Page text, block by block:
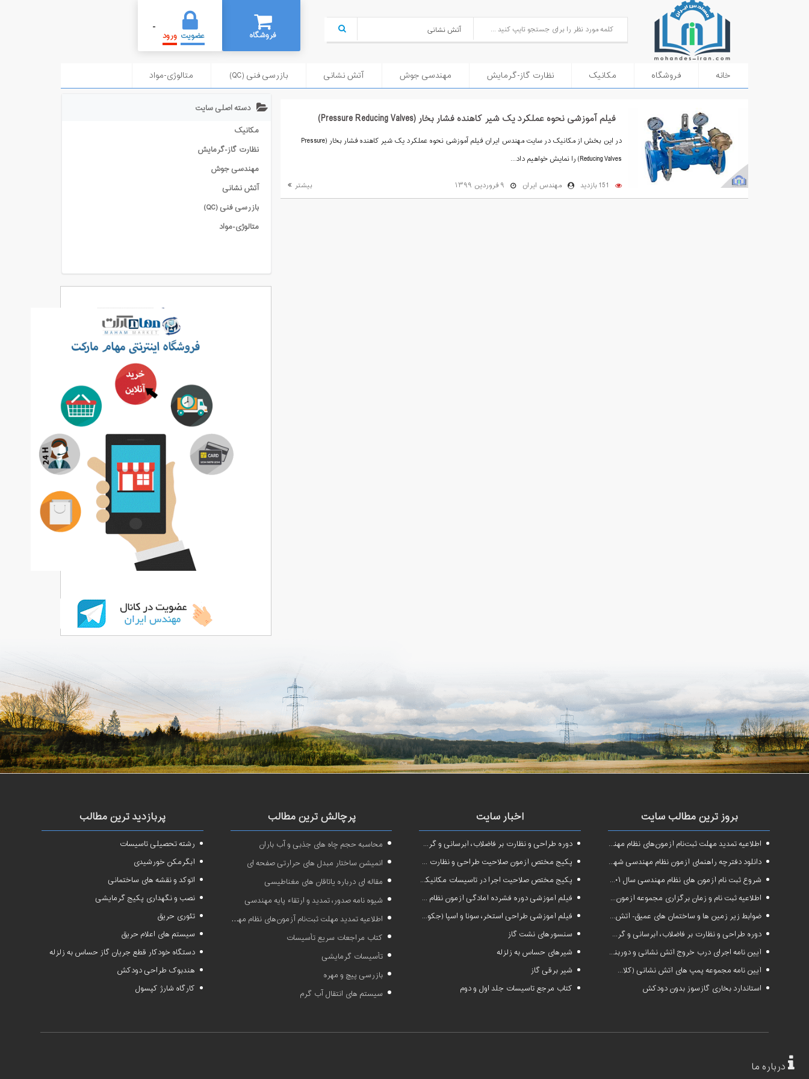
فروشگاه عضویت - ورود
خانه فروشگاه مکانیک نظارت گاز-گرمایش مهندسی جوش آتش نشانی بازرسی فنی (QC) متالوژی-مواد
فیلم آموزشی نحوه عملکرد یک شیر کاهنده فشار بخار (Pressure Reducing Valves)
در این بخش از مکانیک در سایت مهندس ایران فیلم آموزشی نحوه عملکرد یک شیر کاهنده فشار بخار (Pressure
Reducing Valves) را نمایش خواهیم داد...
151 بازدید مهندس ایران ۹ فروردین ۱۳۹۹ بیشتر
دسته اصلی سایت
مکانیک
نظارت گاز-گرمایش
مهندسی جوش
آتش نشانی
بازرسی فنی (QC)
متالوژی-مواد
بروز ترین مطالب سایت
اطلاعیه تمدید مهلت ثبت‌نام آزمون‌های نظام مهندسی سال ۱۴۰۱
دانلود دفترچه راهنمای آزمون نظام مهندسی شهریور ۱۴۰۱
شروع ثبت نام آزمون های نظام مهندسی سال ۱۴۰۱
اطلاعیه ثبت نام و زمان برگزاری مجموعه آزمون‌های نظام مهندسی ساختمان سال ۱۴۰۱
ضوابط زیر زمین ها و ساختمان های عمیق- آتش نشانی البرز
دوره طراحی و نظارت بر فاضلاب، آبرسانی و گرمایش رادیاتور
آیین نامه اجرای درب خروج آتش نشانی و دوربند+فایلpdf
آیین نامه مجموعه پمپ های آتش نشانی (کلاسS1 و S2 )
استاندارد بخاری گازسوز بدون دودکش
اخبار سایت
دوره طراحی و نظارت بر فاضلاب، آبرسانی و گرمایش رادیاتور
پکیج مختص آزمون صلاحیت طراحی و نظارت در تاسیسات مکانیکی
پکیج مختص صلاحیت اجرا در تاسیسات مکانیکی
فیلم آموزشی دوره فشرده آمادگی آزمون نظام مهندسی در رشته طراحی و نظارت تاسیسات مکانیکی ساختمان
فیلم آموزشی طراحی استخر، سونا و اسپا (جکوزی)
سنسورهای نشت گاز
شیرهای حساس به زلزله
شیر برقی گاز
کتاب مرجع تاسیسات جلد اول و دوم
پرچالش ترین مطالب
محاسبه حجم چاه های جذبی و آب باران
انمیشن ساختار مبدل های حرارتی صفحه ای
مقاله ای درباره یاتاقان های مغناطیسی
شیوه نامه صدور، تمدید و ارتقاء پایه مهندسی
اطلاعیه تمدید مهلت ثبت‌نام آزمون‌های نظام مهندسی سال ۱۴۰۱
کتاب مراجعات سریع تأسیسات
تأسیسات گرمایشی
بازرسی پیچ و مهره
سیستم های انتقال آب گرم
پربازدید ترین مطالب
رشته تحصیلی تاسیسات
آبگرمکن خورشیدی
اتوکد و نقشه های ساختمانی
نصب و نگهداری پکیج گرمایشی
تئوری حریق
سیستم های اعلام حریق
دستگاه خودکار قطع جریان گاز حساس به زلزله
هندبوک طراحی دودکش
کارگاه شارژ کپسول
درباره ما